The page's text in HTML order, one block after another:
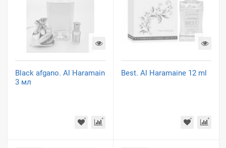
Black afgano. Al Haramain
3 мл
Best. Al Haramaine 12 ml